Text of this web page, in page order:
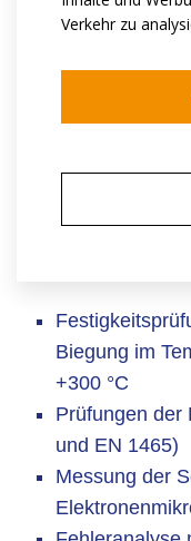
Verkehr zu
Messung der
Biegung im
+300 °C
Prüfungen der
und EN 1465)
Messung der